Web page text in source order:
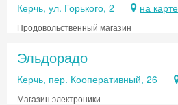
Керчь, ул. Горького, 2 на карте
Продовольственный магазин
Эльдорадо
Керчь, пер. Кооперативный, 26
Магазин электроники